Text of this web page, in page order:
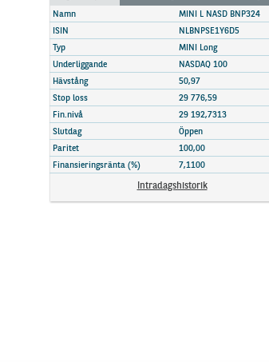
Namn
MINI L NASD BNP324
ISIN
NLBNPSE1Y6D5
Typ
MINI Long
Underliggande
NASDAQ 100
Hävstång
50,97
Stop loss
29 776,59
Fin.nivå
29 192,7313
Slutdag
Öppen
Paritet
100,00
Finansieringsränta (%)
7,1100
Intradagshistorik